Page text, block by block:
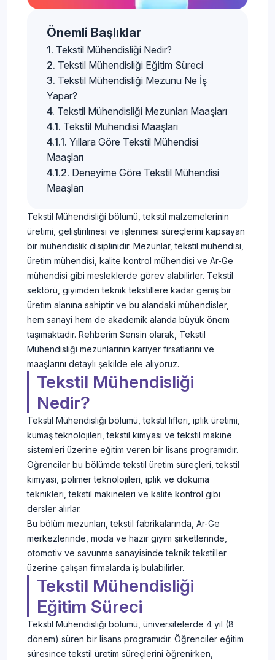
Önemli Başlıklar
Tekstil Mühendisliği Nedir?
Tekstil Mühendisliği Eğitim Süreci
Tekstil Mühendisliği Mezunu Ne İş
Yapar?
Tekstil Mühendisliği Mezunları Maaşları
Tekstil Mühendisi Maaşları
Yıllara Göre Tekstil Mühendisi
Maaşları
Deneyime Göre Tekstil Mühendisi
Maaşları
Tekstil Mühendisliği bölümü, tekstil malzemelerinin
üretimi, geliştirilmesi ve işlenmesi süreçlerini kapsayan
bir mühendislik disiplinidir. Mezunlar, tekstil mühendisi,
üretim mühendisi, kalite kontrol mühendisi ve Ar-Ge
mühendisi gibi mesleklerde görev alabilirler. Tekstil
sektörü, giyimden teknik tekstillere kadar geniş bir
üretim alanına sahiptir ve bu alandaki mühendisler,
hem sanayi hem de akademik alanda büyük önem
taşımaktadır. Rehberim Sensin olarak, Tekstil
Mühendisliği mezunlarının kariyer fırsatlarını ve
maaşlarını detaylı şekilde ele alıyoruz.
Tekstil Mühendisliği
Nedir?
Tekstil Mühendisliği bölümü, tekstil lifleri, iplik üretimi,
kumaş teknolojileri, tekstil kimyası ve tekstil makine
sistemleri üzerine eğitim veren bir lisans programıdır.
Öğrenciler bu bölümde tekstil üretim süreçleri, tekstil
kimyası, polimer teknolojileri, iplik ve dokuma
teknikleri, tekstil makineleri ve kalite kontrol gibi
dersler alırlar.
Bu bölüm mezunları, tekstil fabrikalarında, Ar-Ge
merkezlerinde, moda ve hazır giyim şirketlerinde,
otomotiv ve savunma sanayisinde teknik tekstiller
üzerine çalışan firmalarda iş bulabilirler.
Tekstil Mühendisliği
Eğitim Süreci
Tekstil Mühendisliği bölümü, üniversitelerde 4 yıl (8
dönem) süren bir lisans programıdır. Öğrenciler eğitim
süresince tekstil üretim süreçlerini öğrenirken,